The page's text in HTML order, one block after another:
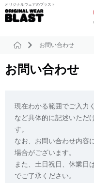
オリジナルウェアのブラスト
お問い合わせ
お問い合わせ
現在わかる範囲でご入力
など具体的に記述いただ
す。
なお、お問い合わせ内容
場合がございます。
また、土日祝日、休業日
でご了承ください。